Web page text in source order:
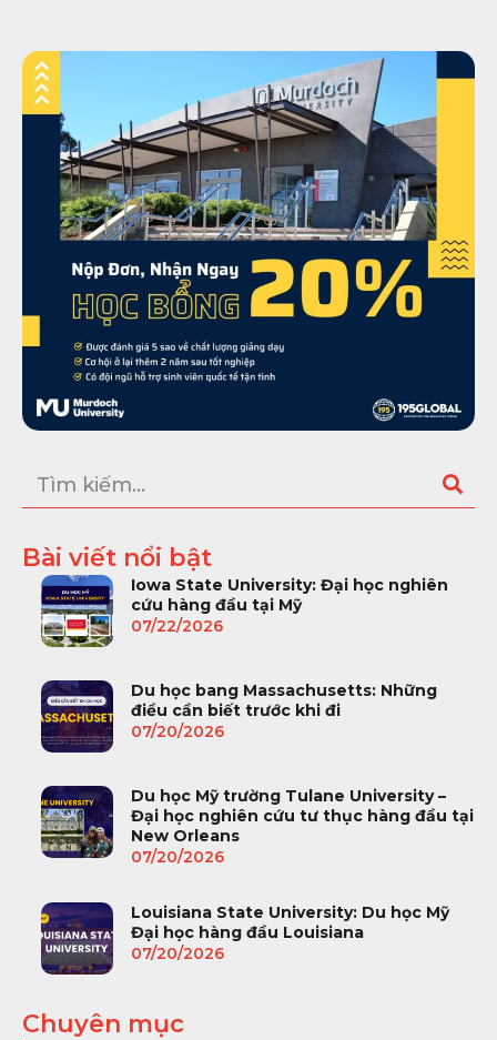
Bài viết nổi bật
Iowa State University: Đại học nghiên
cứu hàng đầu tại Mỹ
07/22/2026
Du học bang Massachusetts: Những
điều cần biết trước khi đi
07/20/2026
Du học Mỹ trường Tulane University –
Đại học nghiên cứu tư thục hàng đầu tại
New Orleans
07/20/2026
Louisiana State University: Du học Mỹ
Đại học hàng đầu Louisiana
07/20/2026
Chuyên mục